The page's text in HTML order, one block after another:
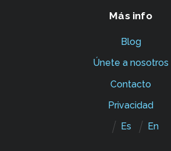
Más info
Blog
Únete a nosotros
Contacto
Privacidad
Es
En